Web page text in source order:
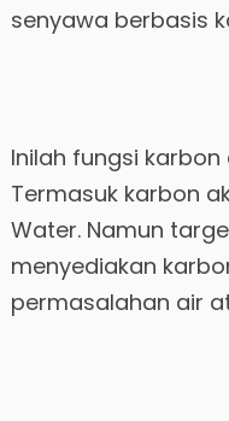
senyawa berbasis
Inilah fungsi
Termasuk karbon
Water. Namun
menyediakan
permasalahan air